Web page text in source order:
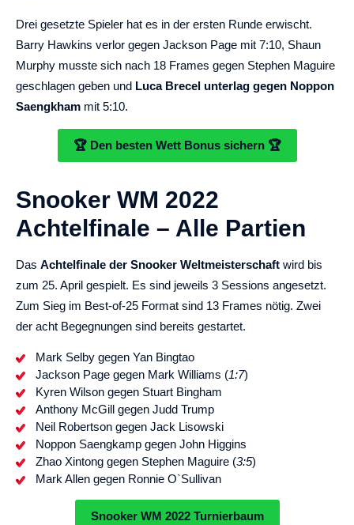
Drei gesetzte Spieler hat es in der ersten Runde erwischt.
Barry Hawkins verlor gegen Jackson Page mit 7:10, Shaun
Murphy musste sich nach 18 Frames gegen Stephen Maguire
geschlagen geben und Luca Brecel unterlag gegen Noppon
Saengkham mit 5:10.
🏆 Den besten Wett Bonus sichern 🏆
Snooker WM 2022
Achtelfinale – Alle Partien
Das Achtelfinale der Snooker Weltmeisterschaft wird bis
zum 25. April gespielt. Es sind jeweils 3 Sessions angesetzt.
Zum Sieg im Best-of-25 Format sind 13 Frames nötig. Zwei
der acht Begegnungen sind bereits gestartet.
Mark Selby gegen Yan Bingtao
Jackson Page gegen Mark Williams (1:7)
Kyren Wilson gegen Stuart Bingham
Anthony McGill gegen Judd Trump
Neil Robertson gegen Jack Lisowski
Noppon Saengkamp gegen John Higgins
Zhao Xintong gegen Stephen Maguire (3:5)
Mark Allen gegen Ronnie O`Sullivan
Snooker WM 2022 Turnierbaum